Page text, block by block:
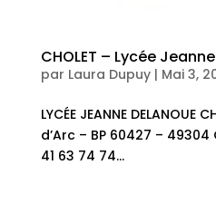
CHOLET – Lycée
par Laura Dupuy| Mai 3,
LYCÉE JEANNE DELANOUE
d’Arc – BP 60427 – 49304
41 63 74 74...